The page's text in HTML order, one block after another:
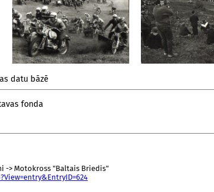
datu bāzē
fonda
-> Motokross "Baltais Briedis"